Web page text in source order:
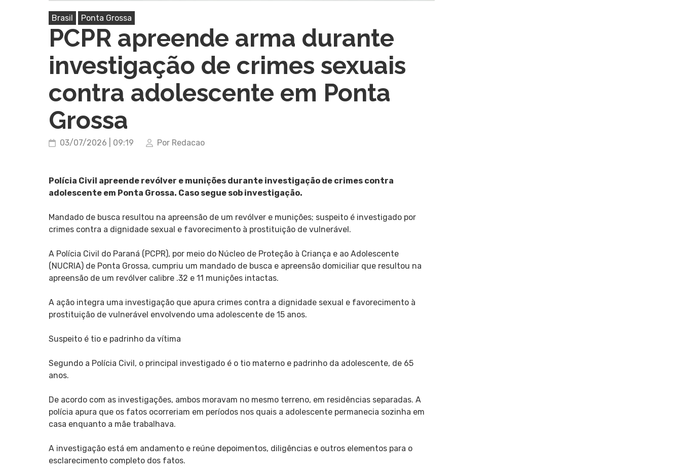
Brasil Ponta Grossa
PCPR apreende arma durante
investigação de crimes sexuais
contra adolescente em Ponta
Grossa
03/07/2026 | 09:19 Por Redacao
Polícia Civil apreende revólver e munições durante investigação de crimes contra
adolescente em Ponta Grossa. Caso segue sob investigação.
Mandado de busca resultou na apreensão de um revólver e munições; suspeito é investigado por
crimes contra a dignidade sexual e favorecimento à prostituição de vulnerável.
A Polícia Civil do Paraná (PCPR), por meio do Núcleo de Proteção à Criança e ao Adolescente
(NUCRIA) de Ponta Grossa, cumpriu um mandado de busca e apreensão domiciliar que resultou na
apreensão de um revólver calibre .32 e 11 munições intactas.
A ação integra uma investigação que apura crimes contra a dignidade sexual e favorecimento à
prostituição de vulnerável envolvendo uma adolescente de 15 anos.
Suspeito é tio e padrinho da vítima
Segundo a Polícia Civil, o principal investigado é o tio materno e padrinho da adolescente, de 65
anos.
De acordo com as investigações, ambos moravam no mesmo terreno, em residências separadas. A
polícia apura que os fatos ocorreriam em períodos nos quais a adolescente permanecia sozinha em
casa enquanto a mãe trabalhava.
A investigação está em andamento e reúne depoimentos, diligências e outros elementos para o
esclarecimento completo dos fatos.